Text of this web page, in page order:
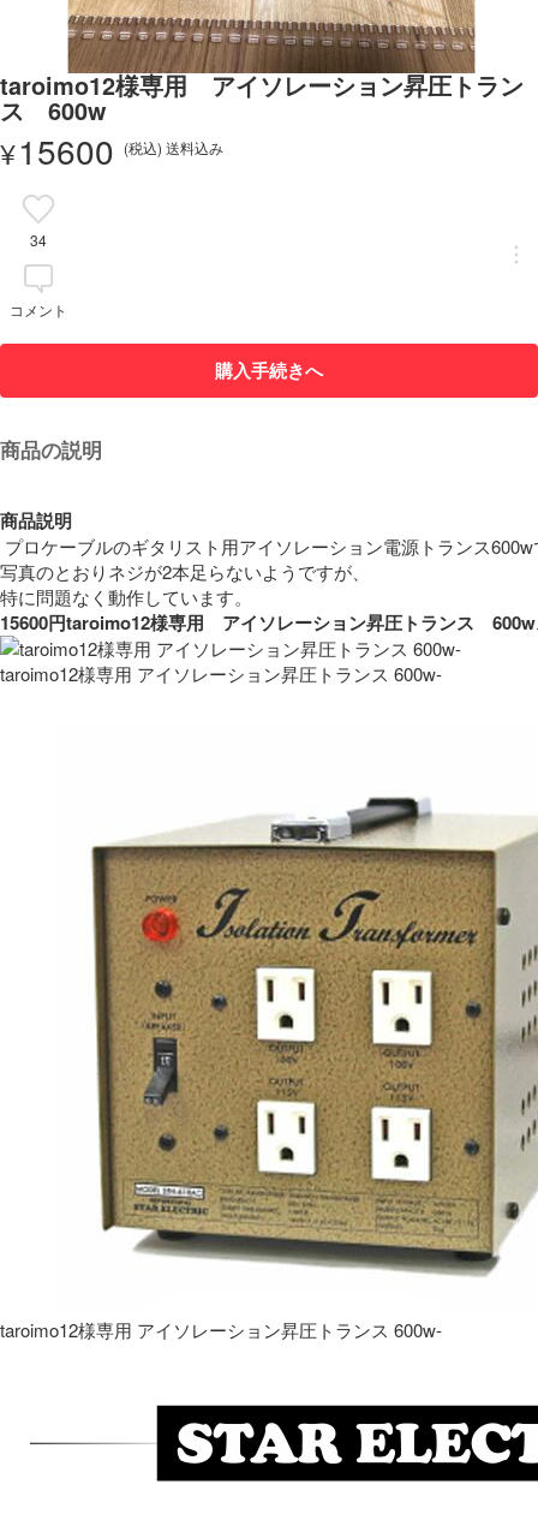
taroimo12様専用 アイソレーション昇圧トラン
ス 600w
¥15600 (税込) 送料込み
34
コメント
購入手続きへ
商品の説明
商品説明
プロケーブルのギタリスト用アイソレーション電源トランス
写真のとおりネジが2本足らないようですが、
15600円taroimo12様専用　アイソレーション昇圧トランス　
taroimo12様専用 アイソレーション昇圧トランス 600w-
taroimo12様専用 アイソレーション昇圧トランス 600w-